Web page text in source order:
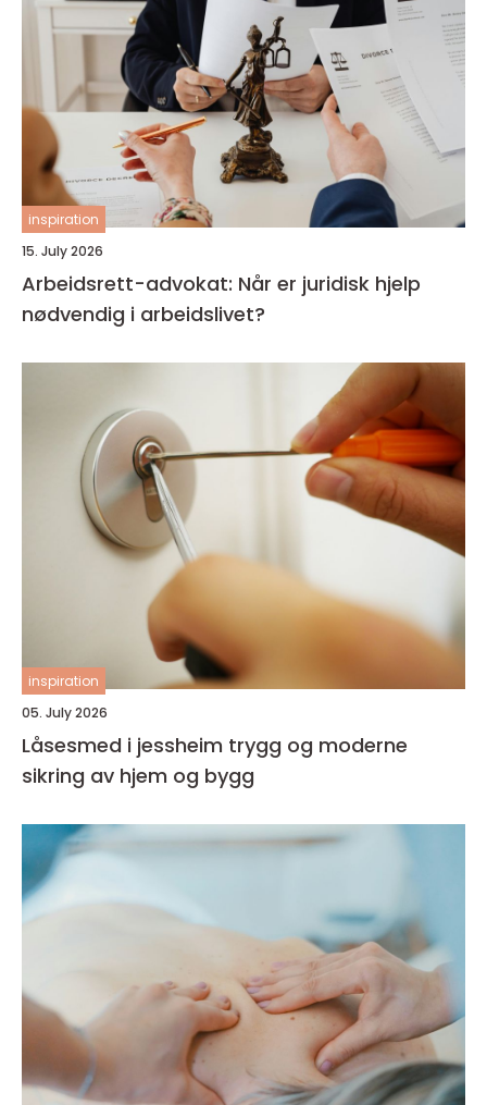
inspiration
15. July 2026
Arbeidsrett-advokat: Når er juridisk hjelp
nødvendig i arbeidslivet?
inspiration
05. July 2026
Låsesmed i jessheim trygg og moderne
sikring av hjem og bygg